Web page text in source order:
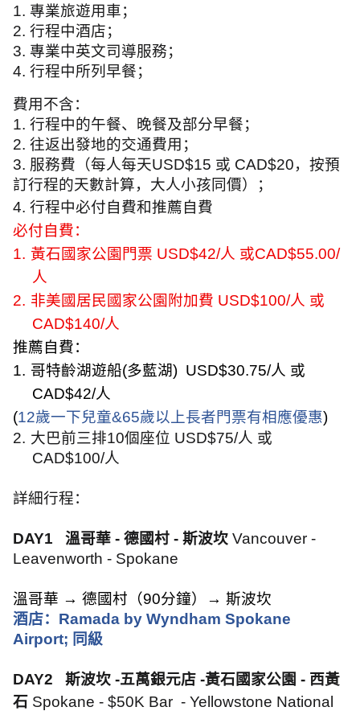
1. 專業旅遊用車；
2. 行程中酒店；
3. 專業中英文司導服務；
4. 行程中所列早餐；
費用不含：
1. 行程中的午餐、晚餐及部分早餐；
2. 往返出發地的交通費用；
3. 服務費（每人每天USD$15 或 CAD$20，按預
訂行程的天數計算，大人小孩同價）；
4. 行程中必付自費和推薦自費
必付自費：
1. 黃石國家公園門票 USD$42/人 或CAD$55.00/
人
2. 非美國居民國家公園附加費 USD$100/人 或
CAD$140/人
推薦自費：
1. 哥特齡湖遊船(多藍湖) USD$30.75/人 或
CAD$42/人
(12歲一下兒童&65歲以上長者門票有相應優惠)
2. 大巴前三排10個座位 USD$75/人 或
CAD$100/人
詳細行程：
DAY1 溫哥華 - 德國村 - 斯波坎 Vancouver -
Leavenworth - Spokane
溫哥華 → 德國村（90分鐘） → 斯波坎
酒店： Ramada by Wyndham Spokane
Airport; 同級
DAY2 斯波坎 -五萬銀元店 -黃石國家公園 - 西黃
石 Spokane - $50K Bar - Yellowstone National